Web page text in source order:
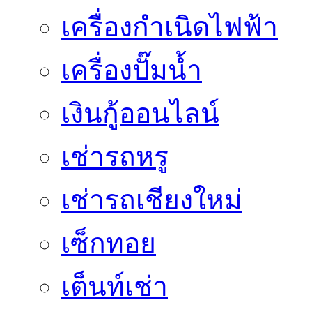
เครื่องกำเนิดไฟฟ้า
เครื่องปั๊มน้ำ
เงินกู้ออนไลน์
เช่ารถหรู
เช่ารถเชียงใหม่
เซ็กทอย
เต็นท์เช่า